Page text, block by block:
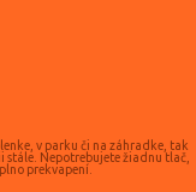
v parku či na záhradke, tak
stále. Nepotrebujete žiadnu tlač,
prekvapení.